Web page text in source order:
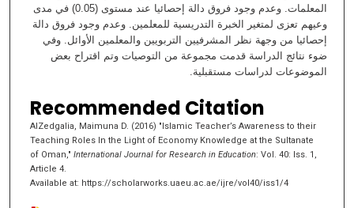
المعلمات. وعدم وجود فروق دالة إحصائيا عند مستوى (0.05) في مدى
وعيهم تعزى لمتغير الخبرة التدريسية للمعلمين. وعدم وجود فروق دالة
إحصائيا من وجهة نظر المشرفيين التربويين والمعلمين الأوائل. وفي
ضوء نتائج الدراسة قدمت مجموعة من التوصيات وتم اقتراح بعض
الموضوعات لدراسات مستقبلية.
Recommended Citation
AlZedgalia, Maimuna D. (2016) "Islamic Teacher’s Awareness to their
Teaching Roles In the Light of Economy Knowledge at the Sultanate
of Oman," International Journal for Research in Education: Vol. 40: Iss. 1,
Article 4.
Available at: https://scholarworks.uaeu.ac.ae/ijre/vol40/iss1/4